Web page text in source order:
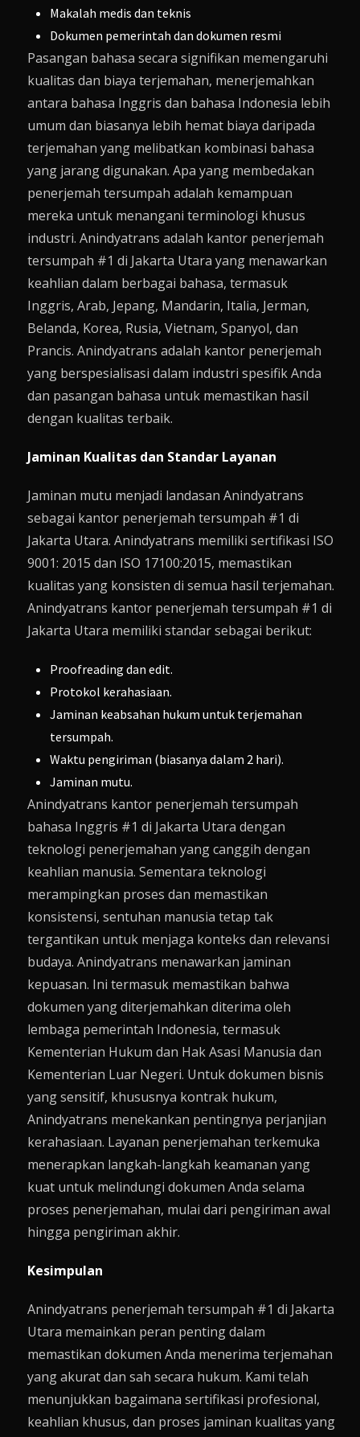
Makalah medis dan teknis
Dokumen pemerintah dan dokumen resmi
Pasangan bahasa secara signifikan memengaruhi
kualitas dan biaya terjemahan, menerjemahkan
antara bahasa Inggris dan bahasa Indonesia lebih
umum dan biasanya lebih hemat biaya daripada
terjemahan yang melibatkan kombinasi bahasa
yang jarang digunakan. Apa yang membedakan
penerjemah tersumpah adalah kemampuan
mereka untuk menangani terminologi khusus
industri. Anindyatrans adalah kantor penerjemah
tersumpah #1 di Jakarta Utara yang menawarkan
keahlian dalam berbagai bahasa, termasuk
Inggris, Arab, Jepang, Mandarin, Italia, Jerman,
Belanda, Korea, Rusia, Vietnam, Spanyol, dan
Prancis. Anindyatrans adalah kantor penerjemah
yang berspesialisasi dalam industri spesifik Anda
dan pasangan bahasa untuk memastikan hasil
dengan kualitas terbaik.
Jaminan Kualitas dan Standar Layanan
Jaminan mutu menjadi landasan Anindyatrans
sebagai kantor penerjemah tersumpah #1 di
Jakarta Utara. Anindyatrans memiliki sertifikasi ISO
9001: 2015 dan ISO 17100:2015, memastikan
kualitas yang konsisten di semua hasil terjemahan.
Anindyatrans kantor penerjemah tersumpah #1 di
Jakarta Utara memiliki standar sebagai berikut:
Proofreading dan edit.
Protokol kerahasiaan.
Jaminan keabsahan hukum untuk terjemahan
tersumpah.
Waktu pengiriman (biasanya dalam 2 hari).
Jaminan mutu.
Anindyatrans kantor penerjemah tersumpah
bahasa Inggris #1 di Jakarta Utara dengan
teknologi penerjemahan yang canggih dengan
keahlian manusia. Sementara teknologi
merampingkan proses dan memastikan
konsistensi, sentuhan manusia tetap tak
tergantikan untuk menjaga konteks dan relevansi
budaya. Anindyatrans menawarkan jaminan
kepuasan. Ini termasuk memastikan bahwa
dokumen yang diterjemahkan diterima oleh
lembaga pemerintah Indonesia, termasuk
Kementerian Hukum dan Hak Asasi Manusia dan
Kementerian Luar Negeri. Untuk dokumen bisnis
yang sensitif, khususnya kontrak hukum,
Anindyatrans menekankan pentingnya perjanjian
kerahasiaan. Layanan penerjemahan terkemuka
menerapkan langkah-langkah keamanan yang
kuat untuk melindungi dokumen Anda selama
proses penerjemahan, mulai dari pengiriman awal
hingga pengiriman akhir.
Kesimpulan
Anindyatrans penerjemah tersumpah #1 di Jakarta
Utara memainkan peran penting dalam
memastikan dokumen Anda menerima terjemahan
yang akurat dan sah secara hukum. Kami telah
menunjukkan bagaimana sertifikasi profesional,
keahlian khusus, dan proses jaminan kualitas yang